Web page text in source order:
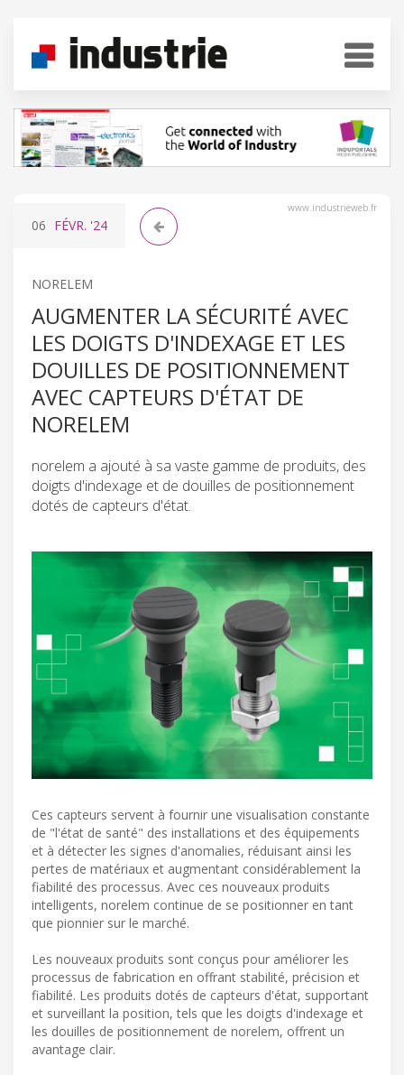
www.industrieweb.fr
06 FÉVR. '24
NORELEM
AUGMENTER LA SÉCURITÉ AVEC
LES DOIGTS D'INDEXAGE ET LES
DOUILLES DE POSITIONNEMENT
AVEC CAPTEURS D'ÉTAT DE
NORELEM
norelem a ajouté à sa vaste gamme de produits, des
doigts d'indexage et de douilles de positionnement
dotés de capteurs d'état.
Ces capteurs servent à fournir une visualisation constante
de "l'état de santé" des installations et des équipements
et à détecter les signes d'anomalies, réduisant ainsi les
pertes de matériaux et augmentant considérablement la
fiabilité des processus. Avec ces nouveaux produits
intelligents, norelem continue de se positionner en tant
que pionnier sur le marché.
Les nouveaux produits sont conçus pour améliorer les
processus de fabrication en offrant stabilité, précision et
fiabilité. Les produits dotés de capteurs d'état, supportant
et surveillant la position, tels que les doigts d'indexage et
les douilles de positionnement de norelem, offrent un
avantage clair.